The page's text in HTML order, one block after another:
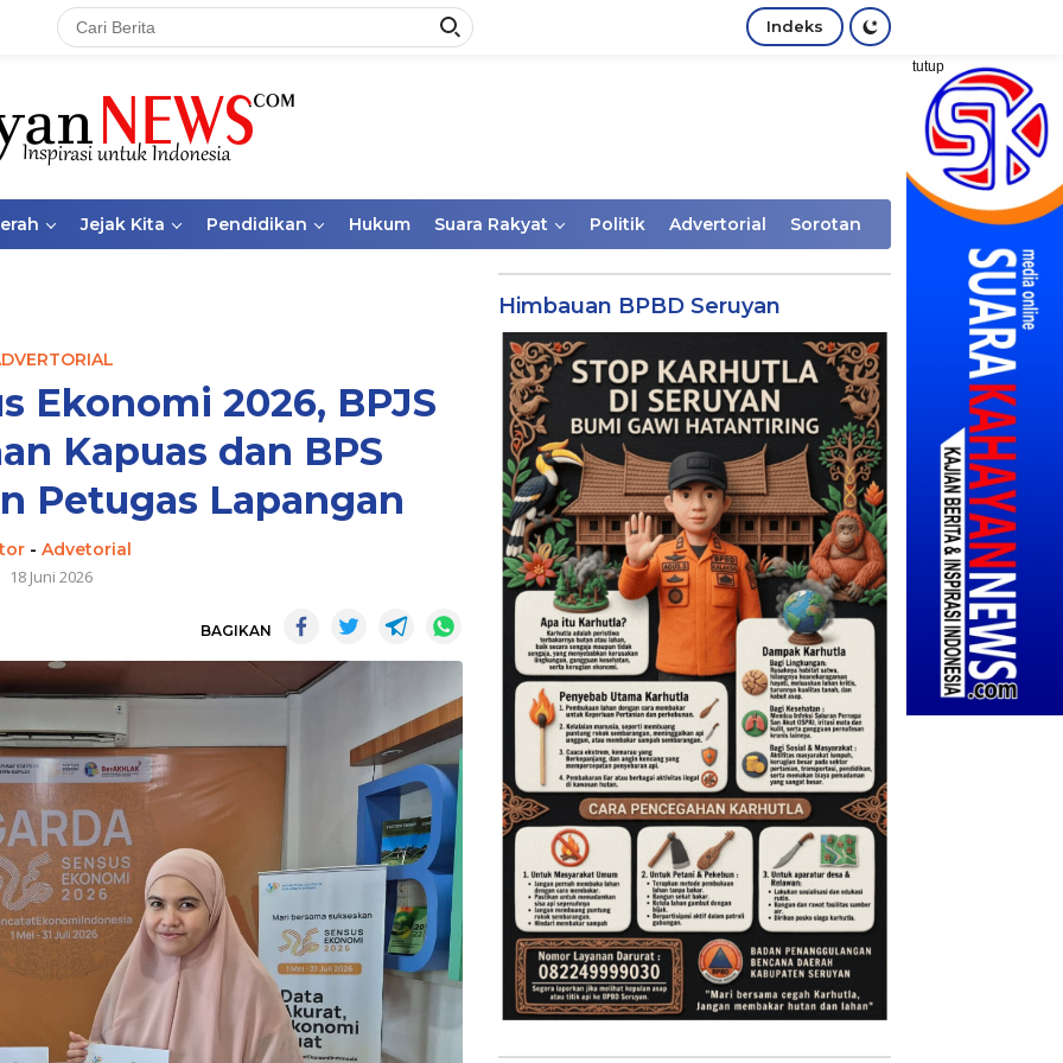
Indeks
tutup
Jejak Kita Pendidikan Hukum Suara Rakyat Politik Advertorial Sorotan
Ekonomi 2026, BPJS
Kapuas dan BPS
Petugas Lapangan
- Advetorial
18 Juni 2026
BAGIKAN
Himbauan BPBD Seruyan